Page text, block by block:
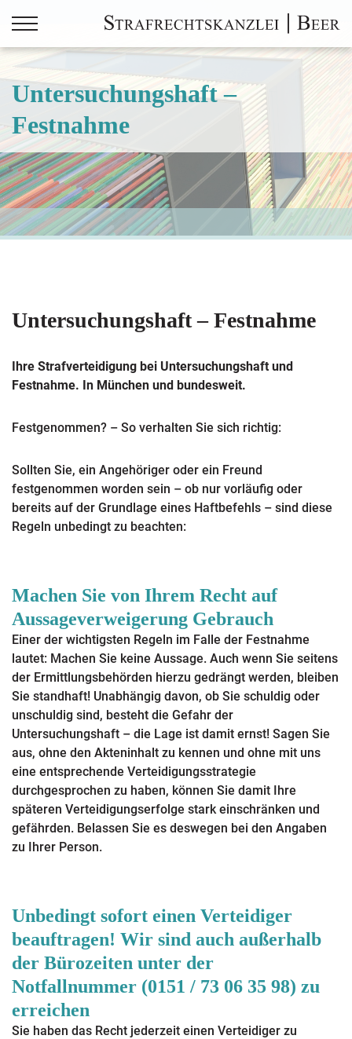
Hausdurchsuchung
Untersuchungshaft –
Festnahme
Untersuchungshaft – Festnahme
Ihre Strafverteidigung bei Untersuchungshaft und
Festnahme. In München und bundesweit.
Festgenommen? – So verhalten Sie sich richtig:
Sollten Sie, ein Angehöriger oder ein Freund
festgenommen worden sein – ob nur vorläufig oder
bereits auf der Grundlage eines Haftbefehls – sind diese
Regeln unbedingt zu beachten:
Machen Sie von Ihrem Recht auf
Aussageverweigerung Gebrauch
Einer der wichtigsten Regeln im Falle der Festnahme
lautet: Machen Sie keine Aussage. Auch wenn Sie seitens
der Ermittlungsbehörden hierzu gedrängt werden, bleiben
Sie standhaft! Unabhängig davon, ob Sie schuldig oder
unschuldig sind, besteht die Gefahr der
Untersuchungshaft – die Lage ist damit ernst! Sagen Sie
aus, ohne den Akteninhalt zu kennen und ohne mit uns
eine entsprechende Verteidigungsstrategie
durchgesprochen zu haben, können Sie damit Ihre
späteren Verteidigungserfolge stark einschränken und
gefährden. Belassen Sie es deswegen bei den Angaben
zu Ihrer Person.
Unbedingt sofort einen Verteidiger
beauftragen! Wir sind auch außerhalb
der Bürozeiten unter der
Notfallnummer (0151 / 73 06 35 98) zu
erreichen
Sie haben das Recht jederzeit einen Verteidiger zu